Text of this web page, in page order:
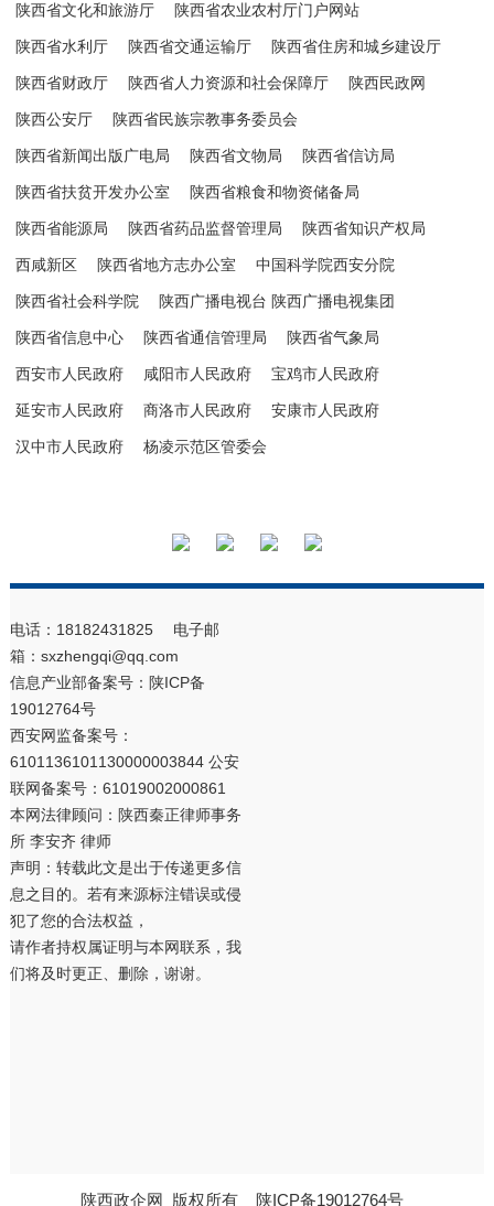
陕西省文化和旅游厅 陕西省农业农村厅门户网站
陕西省水利厅 陕西省交通运输厅 陕西省住房和城乡建设厅
陕西省财政厅 陕西省人力资源和社会保障厅 陕西民政网
陕西公安厅 陕西省民族宗教事务委员会
陕西省新闻出版广电局 陕西省文物局 陕西省信访局
陕西省扶贫开发办公室 陕西省粮食和物资储备局
陕西省能源局 陕西省药品监督管理局 陕西省知识产权局
西咸新区 陕西省地方志办公室 中国科学院西安分院
陕西省社会科学院 陕西广播电视台 陕西广播电视集团
陕西省信息中心 陕西省通信管理局 陕西省气象局
西安市人民政府 咸阳市人民政府 宝鸡市人民政府
延安市人民政府 商洛市人民政府 安康市人民政府
汉中市人民政府 杨凌示范区管委会
电话：18182431825 电子邮
箱：sxzhengqi@qq.com
信息产业部备案号： 陕ICP备
19012764号
西安网监备案号：
6101136101130000003844 公安
联网备案号：61019002000861
本网法律顾问：陕西秦正律师事务
所 李安齐 律师
声明：转载此文是出于传递更多信
息之目的。若有来源标注错误或侵
犯了您的合法权益，
请作者持权属证明与本网联系，我
们将及时更正、删除，谢谢。
陕西政企网 版权所有 陕ICP备19012764号